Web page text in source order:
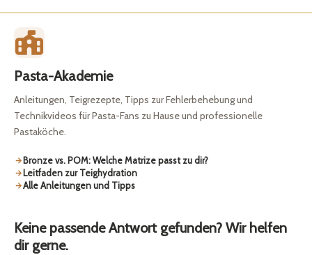
Pasta-Akademie
Anleitungen, Teigrezepte, Tipps zur Fehlerbehebung und
Technikvideos für Pasta-Fans zu Hause und professionelle
Pastaköche.
Bronze vs. POM: Welche Matrize passt zu dir?
Leitfaden zur Teighydration
Alle Anleitungen und Tipps
Keine passende Antwort gefunden? Wir helfen
dir gerne.